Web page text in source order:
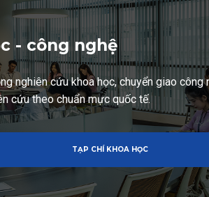
- công nghệ
nghiên cứu khoa học, chuyển giao công
cứu theo chuẩn mực quốc tế.
TẠP CHÍ KHOA HỌC